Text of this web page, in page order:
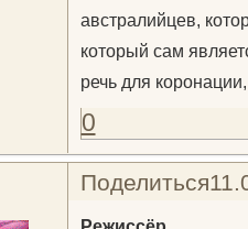
австралийцев,
который сам
речь для
0
Поделиться